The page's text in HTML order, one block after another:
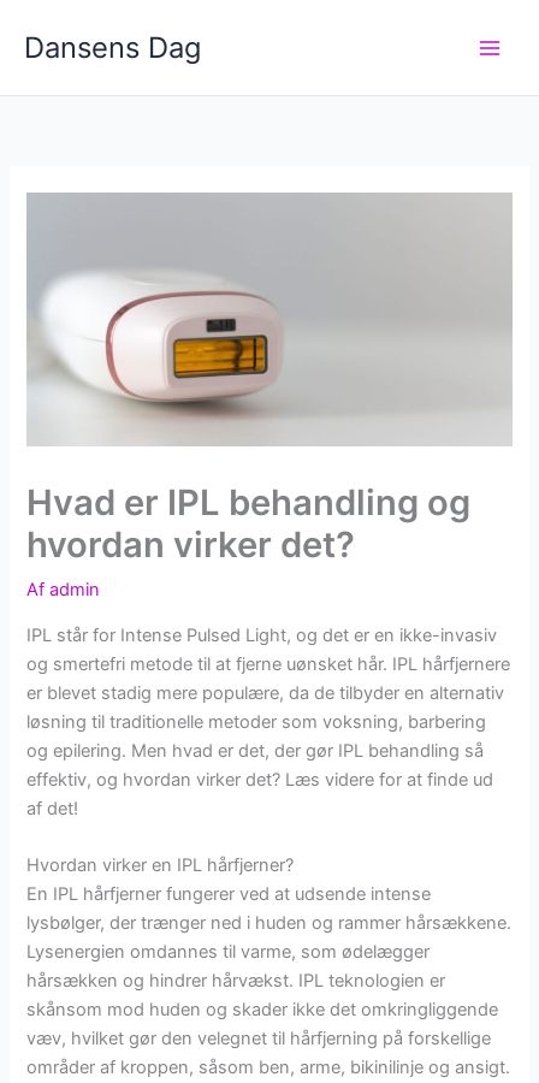
Dansens Dag
Hvad er IPL behandling og
hvordan virker det?
Afadmin
IPL står for Intense Pulsed Light, og det er en ikke-invasiv
og smertefri metode til at fjerne uønsket hår. IPL hårfjernere
er blevet stadig mere populære, da de tilbyder en alternativ
løsning til traditionelle metoder som voksning, barbering
og epilering. Men hvad er det, der gør IPL behandling så
effektiv, og hvordan virker det? Læs videre for at finde ud
af det!
Hvordan virker en IPL hårfjerner?
En IPL hårfjerner fungerer ved at udsende intense
lysbølger, der trænger ned i huden og rammer hårsækkene.
Lysenergien omdannes til varme, som ødelægger
hårsækken og hindrer hårvækst. IPL teknologien er
skånsom mod huden og skader ikke det omkringliggende
væv, hvilket gør den velegnet til hårfjerning på forskellige
områder af kroppen, såsom ben, arme, bikinilinje og ansigt.